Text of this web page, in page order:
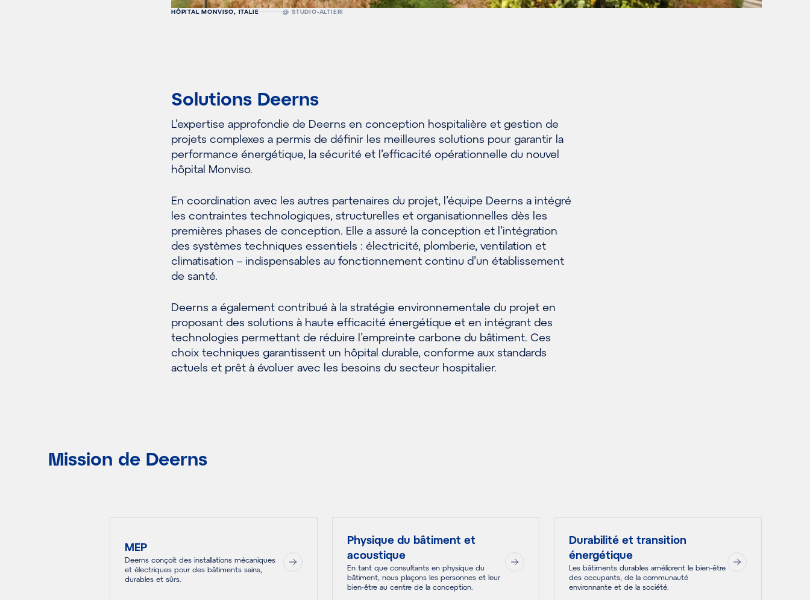
HÔPITAL MONVISO, ITALIE @ STUDIO-ALTIERI​
Solutions Deerns
L’expertise approfondie de Deerns en conception hospitalière et gestion de
projets complexes a permis de définir les meilleures solutions pour garantir la
performance énergétique, la sécurité et l’efficacité opérationnelle du nouvel
hôpital Monviso.
En coordination avec les autres partenaires du projet, l’équipe Deerns a intégré
les contraintes technologiques, structurelles et organisationnelles dès les
premières phases de conception. Elle a assuré la conception et l’intégration
des systèmes techniques essentiels : électricité, plomberie, ventilation et
climatisation – indispensables au fonctionnement continu d’un établissement
de santé.
Deerns a également contribué à la stratégie environnementale du projet en
proposant des solutions à haute efficacité énergétique et en intégrant des
technologies permettant de réduire l’empreinte carbone du bâtiment. Ces
choix techniques garantissent un hôpital durable, conforme aux standards
actuels et prêt à évoluer avec les besoins du secteur hospitalier.
Mission de Deerns
MEP
Deerns conçoit des installations mécaniques
et électriques pour des bâtiments sains,
durables et sûrs.
Physique du bâtiment et
acoustique
En tant que consultants en physique du
bâtiment, nous plaçons les personnes et leur
bien-être au centre de la conception.
Durabilité et transition
énergétique
Les bâtiments durables améliorent le bien-être
des occupants, de la communauté
environnante et de la société.